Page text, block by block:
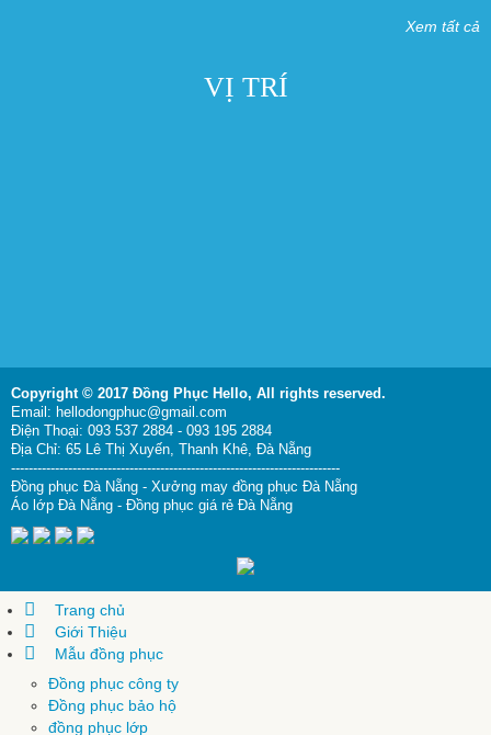
Xem tất cả
VỊ TRÍ
Copyright © 2017 Đồng Phục Hello, All rights reserved.
Email: hellodongphuc@gmail.com
Điện Thoại: 093 537 2884 - 093 195 2884
Địa Chỉ: 65 Lê Thị Xuyến, Thanh Khê, Đà Nẵng
---------------------------------------------------------------------------
Đồng phục Đà Nẵng - Xưởng may đồng phục Đà Nẵng
Áo lớp Đà Nẵng - Đồng phục giá rẻ Đà Nẵng
Trang chủ
Giới Thiệu
Mẫu đồng phục
Đồng phục công ty
Đồng phục bảo hộ
đồng phục lớp